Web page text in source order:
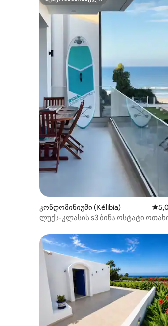
სუპერმასპინძელი
კონდომინიუმი (Kélibia)
ლუქს-კლასის s3 ბინა ოსტატი